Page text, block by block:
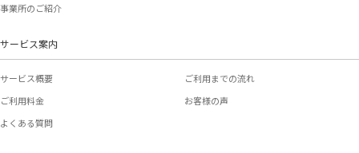
事業所のご紹介
サービス案内
サービス概要
ご利用までの流れ
ご利用料金
お客様の声
よくある質問